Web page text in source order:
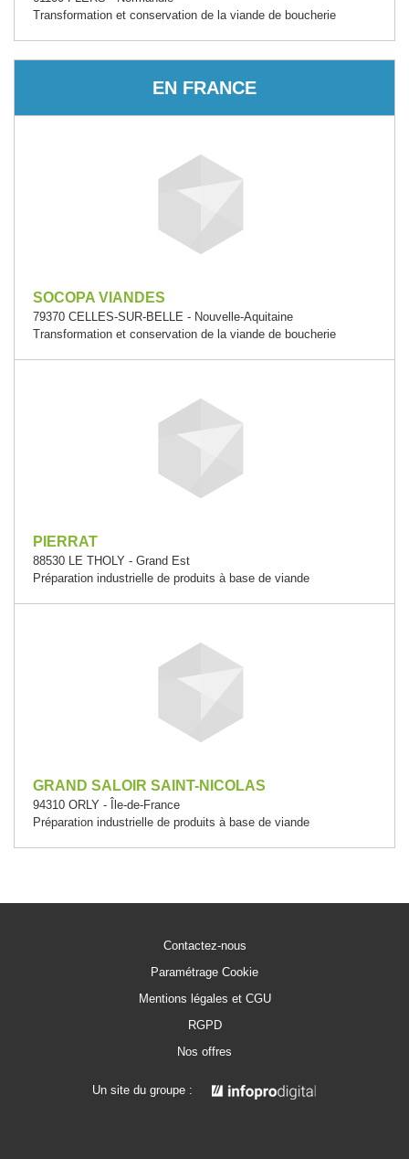
Transformation et conservation de la viande de boucherie
EN FRANCE
SOCOPA VIANDES
79370 CELLES-SUR-BELLE - Nouvelle-Aquitaine
Transformation et conservation de la viande de boucherie
PIERRAT
88530 LE THOLY - Grand Est
Préparation industrielle de produits à base de viande
GRAND SALOIR SAINT-NICOLAS
94310 ORLY - Île-de-France
Préparation industrielle de produits à base de viande
Contactez-nous
Paramétrage Cookie
Mentions légales et CGU
RGPD
Nos offres
Un site du groupe :